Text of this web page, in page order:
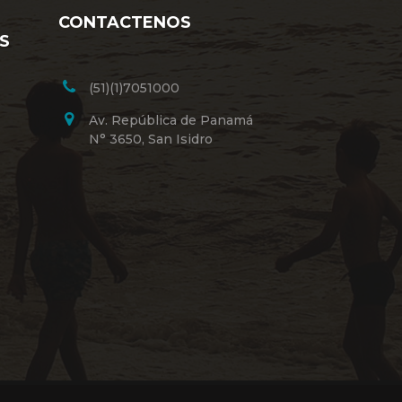
CONTACTENOS
(51)(1)7051000
Av. República de Panamá
N° 3650, San Isidro